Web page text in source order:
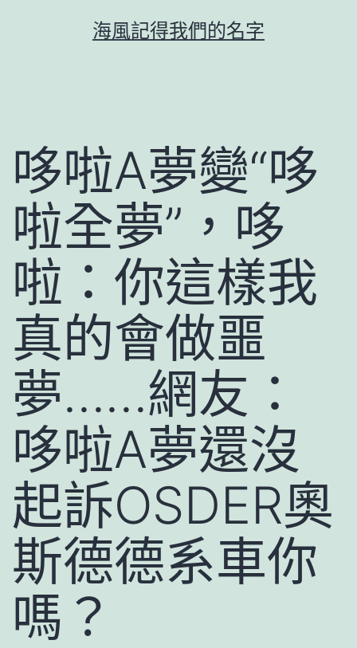
海風記得我們的名字
哆啦A夢變“哆
啦全夢”，哆
啦：你這樣我
真的會做噩
夢……網友：
哆啦A夢還沒
起訴OSDER奧
斯德德系車你
嗎？